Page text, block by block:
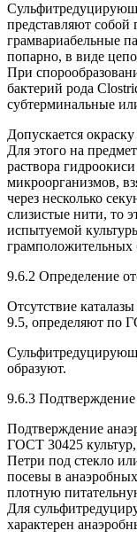
представляют
грамвариабельные
попарно, в виде
При
бактерий рода
субтерминальные
Допускается
Для этого на
раствора
микроорганизмов,
через несколько
слизистые нити, то
испытуемой
грамположительных
9.6.2 Определение
Отсутствие
9.5, определяют по
образуют.
9.6.3 Подтверждение
Подтверждение
ГОСТ 30425
Петри под стекло
посевы в
плотную
Для
характерен